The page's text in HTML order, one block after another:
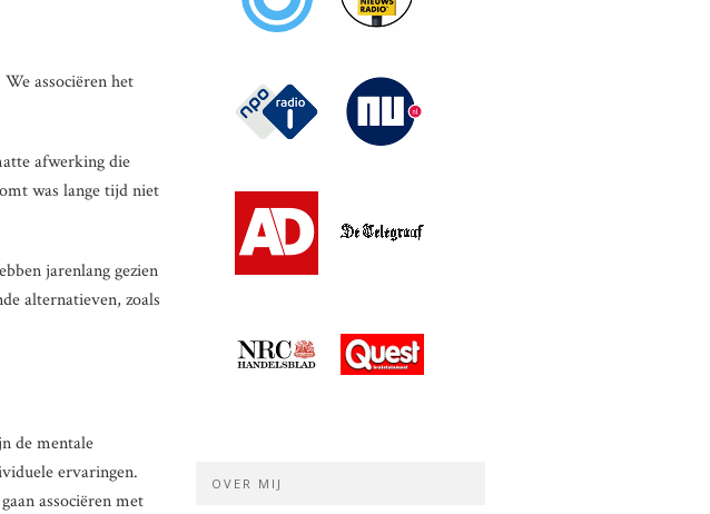
associëren het
afwerking die
was lange tijd niet
jarenlang gezien
alternatieven, zoals
de mentale
ervaringen.
associëren met
OVER MIJ